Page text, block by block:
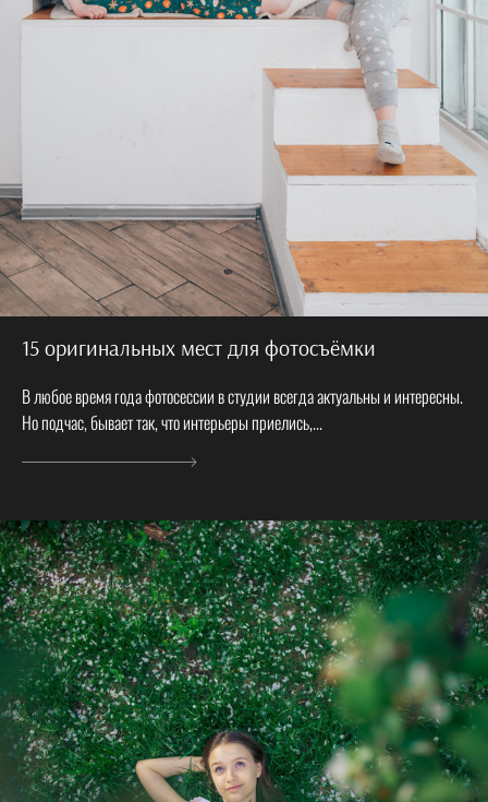
15 оригинальных мест для фотосъёмки
В любое время года фотосессии в студии всегда актуальны и интересны.
Но подчас, бывает так, что интерьеры приелись,...